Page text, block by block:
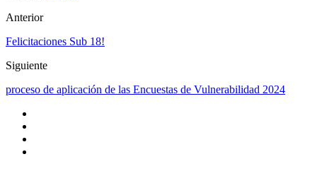
Anterior
Felicitaciones Sub 18!
Siguiente
proceso de aplicación de las Encuestas de Vulnerabilidad 2024